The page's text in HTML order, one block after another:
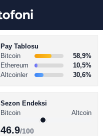
Pay Tablosu
Bitcoin
58,9%
Ethereum
10,5%
Altcoinler
30,6%
Sezon Endeksi
Bitcoin
Altcoin
46.9/100